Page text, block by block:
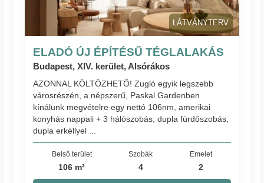
LÁTVÁNYTERV
ELADÓ ÚJ ÉPÍTÉSŰ TÉGLALAKÁS
Budapest, XIV. kerület, Alsórákos
AZONNAL KÖLTÖZHETŐ! Zugló egyik legszebb
városrészén, a népszerű, Paskal Gardenben
kínálunk megvételre egy nettó 106nm, amerikai
konyhás nappali + 3 hálószobás, dupla fürdőszobás,
dupla erkéllyel ...
Belső terület
106 m²
Szobák
4
Emelet
2